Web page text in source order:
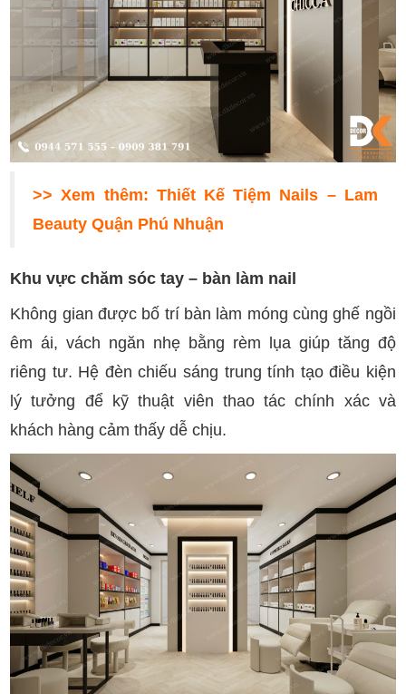
>> Xem thêm: Thiết Kế Tiệm Nails – Lam
Beauty Quận Phú Nhuận
Khu vực chăm sóc tay – bàn làm nail
Không gian được bố trí bàn làm móng cùng ghế ngồi
êm ái, vách ngăn nhẹ bằng rèm lụa giúp tăng độ
riêng tư. Hệ đèn chiếu sáng trung tính tạo điều kiện
lý tưởng để kỹ thuật viên thao tác chính xác và
khách hàng cảm thấy dễ chịu.